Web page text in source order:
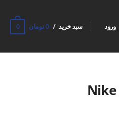
ورود سبد خرید 0 تومان 0